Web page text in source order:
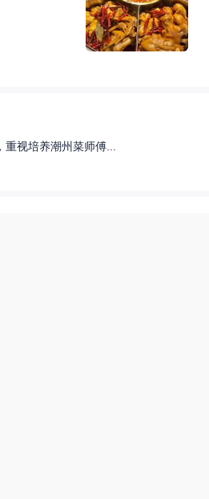
重视培养潮州菜师傅...